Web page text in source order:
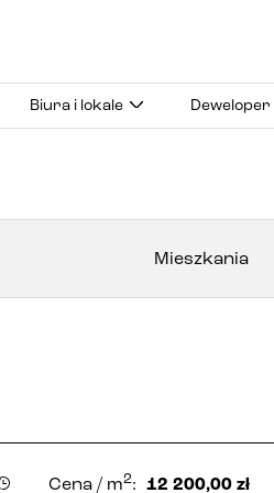
Biura i lokale Deweloper
Mieszkania
Cena / m2: 12 200,00 zł